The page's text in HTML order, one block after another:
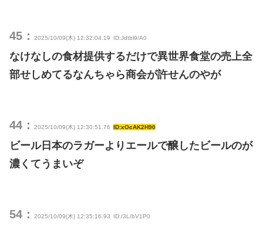
45： 2025/10/09(木) 12:32:04.19 ID:Jdtbl9/A0
なけなしの食材提供するだけで異世界食堂の売上全
部せしめてるなんちゃら商会が許せんのやが
44： 2025/10/09(木) 12:30:51.76 ID:xOcAK2H90
ビール日本のラガーよりエールで醸したビールのが
濃くてうまいぞ
54： 2025/10/09(木) 12:35:16.93 ID:/3L/bV1P0